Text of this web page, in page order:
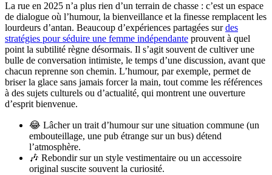
La rue en 2025 n’a plus rien d’un terrain de chasse : c’est un espace
de dialogue où l’humour, la bienveillance et la finesse remplacent les
lourdeurs d’antan. Beaucoup d’expériences partagées surdes
stratégies pour séduire une femme indépendante prouvent à quel
point la subtilité règne désormais. Il s’agit souvent de cultiver une
bulle de conversation intimiste, le temps d’une discussion, avant que
chacun reprenne son chemin. L’humour, par exemple, permet de
briser la glace sans jamais forcer la main, tout comme les références
à des sujets culturels ou d’actualité, qui montrent une ouverture
d’esprit bienvenue.
😂 Lâcher un trait d’humour sur une situation commune (un
embouteillage, une pub étrange sur un bus) détend
l’atmosphère.
🎶 Rebondir sur un style vestimentaire ou un accessoire
original suscite souvent la curiosité.